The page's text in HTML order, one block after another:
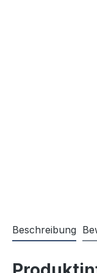
Beschreibung